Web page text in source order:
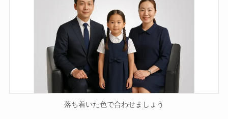
落ち着いた色で合わせましょう